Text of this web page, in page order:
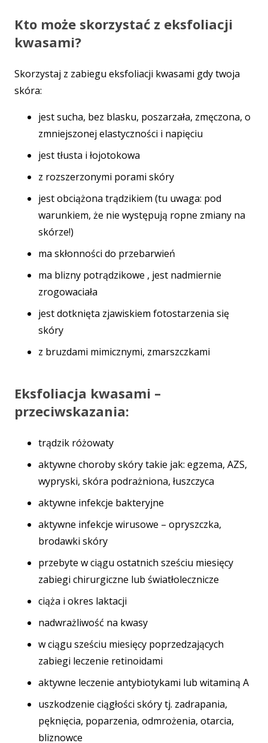
Kto może skorzystać z eksfoliacji
kwasami?
Skorzystaj z zabiegu eksfoliacji kwasami gdy twoja
skóra:
jest sucha, bez blasku, poszarzała, zmęczona, o
zmniejszonej elastyczności i napięciu
jest tłusta i łojotokowa
z rozszerzonymi porami skóry
jest obciążona trądzikiem (tu uwaga: pod
warunkiem, że nie występują ropne zmiany na
skórze!)
ma skłonności do przebarwień
ma blizny potrądzikowe , jest nadmiernie
zrogowaciała
jest dotknięta zjawiskiem fotostarzenia się
skóry
z bruzdami mimicznymi, zmarszczkami
Eksfoliacja kwasami –
przeciwskazania:
trądzik różowaty
aktywne choroby skóry takie jak: egzema, AZS,
wypryski, skóra podrażniona, łuszczyca
aktywne infekcje bakteryjne
aktywne infekcje wirusowe – opryszczka,
brodawki skóry
przebyte w ciągu ostatnich sześciu miesięcy
zabiegi chirurgiczne lub światłolecznicze
ciąża i okres laktacji
nadwrażliwość na kwasy
w ciągu sześciu miesięcy poprzedzających
zabiegi leczenie retinoidami
aktywne leczenie antybiotykami lub witaminą A
uszkodzenie ciągłości skóry tj. zadrapania,
pęknięcia, poparzenia, odmrożenia, otarcia,
bliznowce